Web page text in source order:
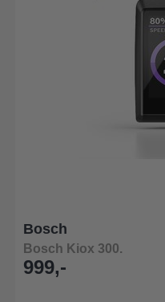
Bosch
Bosch Kiox 300.
999,-